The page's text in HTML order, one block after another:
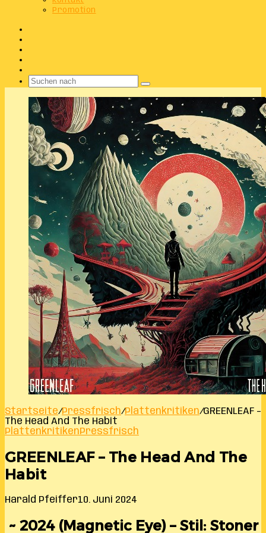
Promotion
Suchen
nach
Startseite/Pressfrisch/Plattenkritiken/GREENLEAF –
The Head And The Habit
PlattenkritikenPressfrisch
GREENLEAF – The Head And The
Habit
Harald Pfeiffer10. Juni 2024
~ 2024 (Magnetic Eye) – Stil: Stoner